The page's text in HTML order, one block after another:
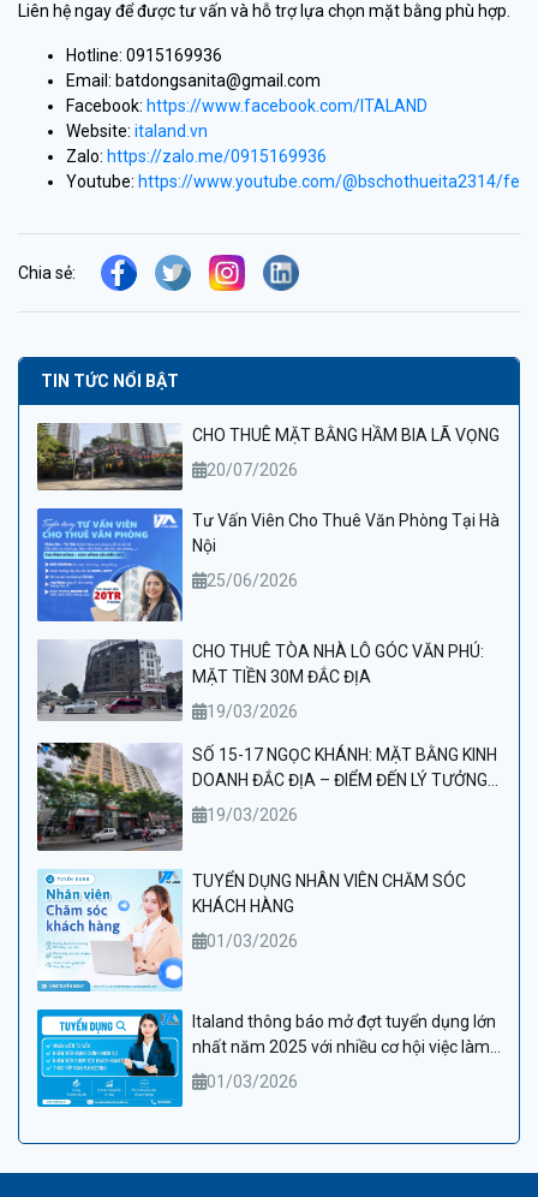
Liên hệ ngay để được tư vấn và hỗ trợ lựa chọn mặt bằng phù hợp.
Hotline: 0915169936
Email: batdongsanita@gmail.com
Facebook: https://www.facebook.com/ITALAND
Website: italand.vn
Zalo: https://zalo.me/0915169936
Youtube: https://www.youtube.com/@bschothueita2314/
Chia sẻ:
TIN TỨC NỔI BẬT
CHO THUÊ MẶT BẰNG HẦM BIA LÃ VỌNG
20/07/2026
Tư Vấn Viên Cho Thuê Văn Phòng Tại Hà
Nội
25/06/2026
CHO THUÊ TÒA NHÀ LÔ GÓC VĂN PHÚ:
MẶT TIỀN 30M ĐẮC ĐỊA
19/03/2026
SỐ 15-17 NGỌC KHÁNH: MẶT BẰNG KINH
DOANH ĐẮC ĐỊA – ĐIỂM ĐẾN LÝ TƯỞNG
CHO PHÒNG KHÁM VÀ THẨM MỸ VIỆN
CAO CẤP
19/03/2026
TUYỂN DỤNG NHÂN VIÊN CHĂM SÓC
KHÁCH HÀNG
01/03/2026
Italand thông báo mở đợt tuyển dụng lớn
nhất năm 2025 với nhiều cơ hội việc làm
hấp dẫn
01/03/2026